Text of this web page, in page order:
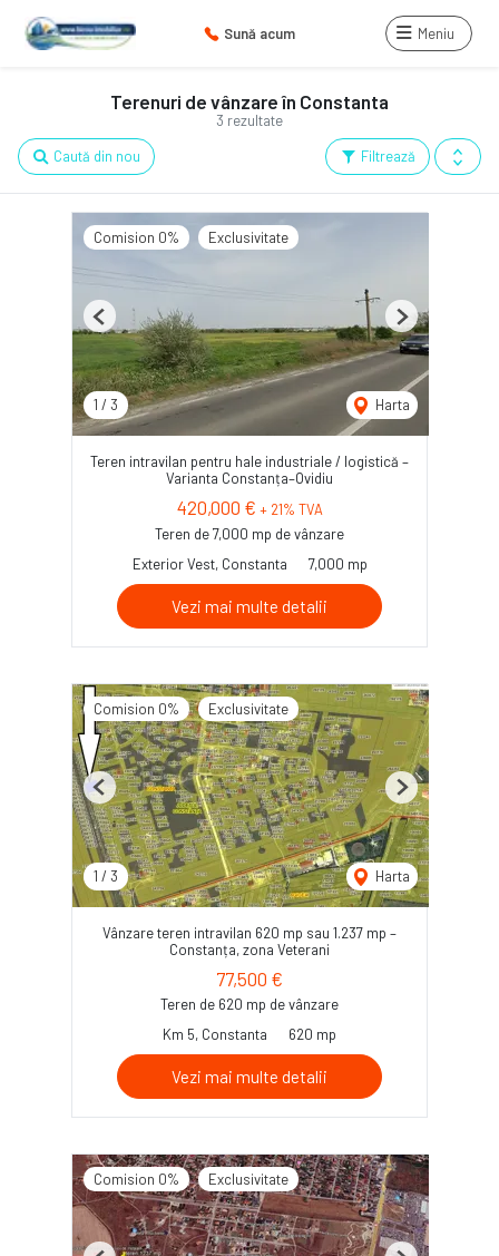
Sună acum Meniu
3 rezultate
Terenuri de vânzare în Constanta
Filtrează
Caută din nou
Comision 0% Exclusivitate
1 / 3 Harta
Previous Next
Teren intravilan pentru hale industriale / logistică –
Varianta Constanța–Ovidiu
420,000 € + 21% TVA
Teren de 7,000 mp de vânzare
Exterior Vest, Constanta
7,000 mp
Vezi mai multe detalii
Comision 0% Exclusivitate
1 / 3 Harta
Previous Next
Vânzare teren intravilan 620 mp sau 1.237 mp –
Constanța, zona Veterani
77,500 €
Teren de 620 mp de vânzare
Km 5, Constanta
620 mp
Vezi mai multe detalii
Comision 0% Exclusivitate